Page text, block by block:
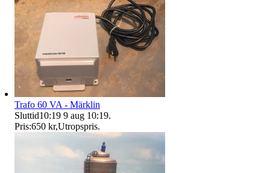
Trafo 60 VA - Märklin
Sluttid10:19 9 aug 10:19.
Pris:650 kr,Utropspris.